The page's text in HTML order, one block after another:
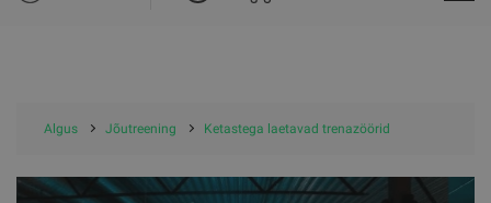
Algus Jõutreening Ketastega laetavad trenazöörid